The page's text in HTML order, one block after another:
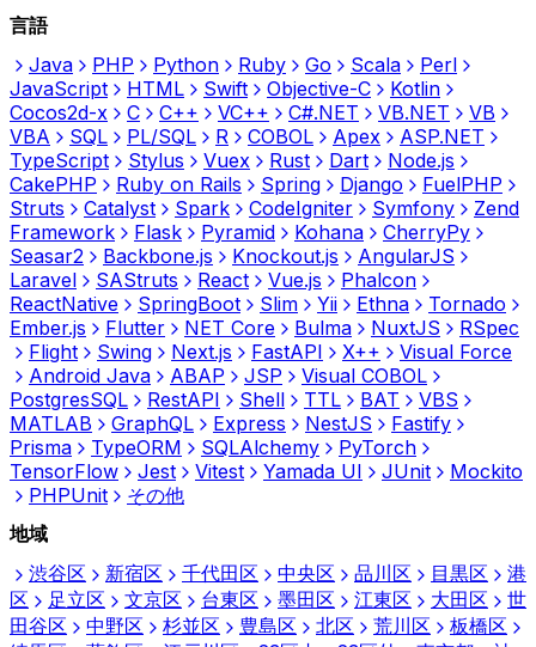
言語
Java
PHP Python Ruby Go Scala
Perl
JavaScript
HTML Swift Objective-C
Kotlin
Cocos2d-x
C C++ VC++ C#.NET VB.NET
VB
VBA
SQL PL/SQL R COBOL Apex
ASP.NET
TypeScript
Stylus Vuex Rust Dart
Node.js
CakePHP
Ruby on Rails Spring Django
FuelPHP
Struts
Catalyst Spark CodeIgniter Symfony
Zend
Framework
Flask Pyramid Kohana
CherryPy
Seasar2
Backbone.js Knockout.js
AngularJS
Laravel
SAStruts React Vue.js
Phalcon
ReactNative
SpringBoot Slim Yii Ethna
Tornado
Ember.js
Flutter NET Core Bulma NuxtJS
RSpec
Flight
Swing Next.js FastAPI X++
Visual Force
Android Java
ABAP JSP
Visual COBOL
PostgresSQL
RestAPI Shell TTL BAT
VBS
MATLAB
GraphQL Express NestJS
Fastify
Prisma
TypeORM SQLAlchemy
PyTorch
TensorFlow
Jest Vitest Yamada UI JUnit
Mockito
PHPUnit
その他
地域
渋谷区
新宿区 千代田区 中央区 品川区 目黒区
港
区
足立区 文京区 台東区 墨田区 江東区 大田区
世
田谷区
中野区 杉並区 豊島区 北区 荒川区
板橋区